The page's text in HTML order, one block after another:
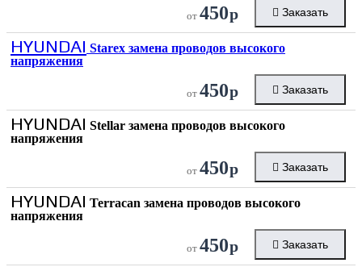
от 450р Заказать
HYUNDAI Starex замена проводов высокого
напряжения
от 450р Заказать
HYUNDAI Stellar замена проводов высокого
напряжения
от 450р Заказать
HYUNDAI Terracan замена проводов высокого
напряжения
от 450р Заказать